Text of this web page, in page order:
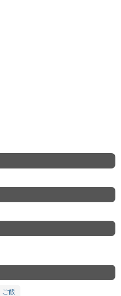
ご飯